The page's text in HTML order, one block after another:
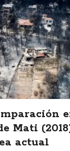
Mati
actual